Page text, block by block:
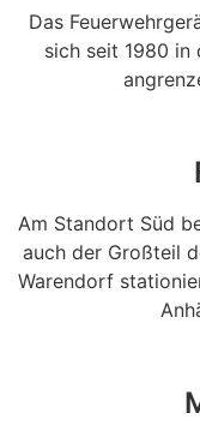
Das
sich seit 1980 in
Am Standort Süd
auch der Großteil
Warendorf